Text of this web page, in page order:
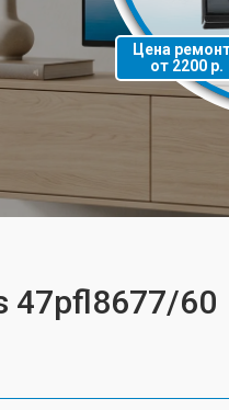
Цена
от 2200 р.
47pfl8677/60